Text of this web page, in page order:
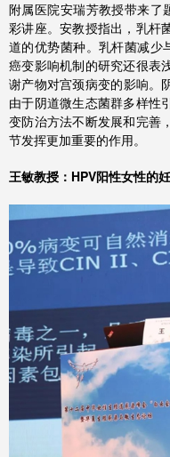
附属医院安瑞芳教授带来了
彩讲座。安教授指出，乳杆
道的优势菌种。乳杆菌减少
癌变影响机制的研究还很表
谢产物对宫颈病变的影响。
由于阴道微生态菌群多样性
变防治方法不断发展和完善
节发挥更加重要的作用。
王敏教授：HPV阳性女性的